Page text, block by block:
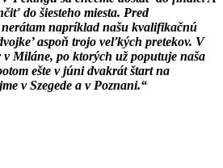
do šiesteho miesta. Pred
napríklad našu kvalifikačnú
aspoň trojo veľkých pretekov. V
Miláne, po ktorých už poputuje naša
ešte v júni dvakrát štart na
v Szegede a v Poznani.“